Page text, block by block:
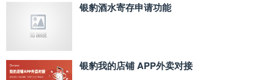
银豹酒水寄存申请功能
银豹我的店铺 APP外卖对接